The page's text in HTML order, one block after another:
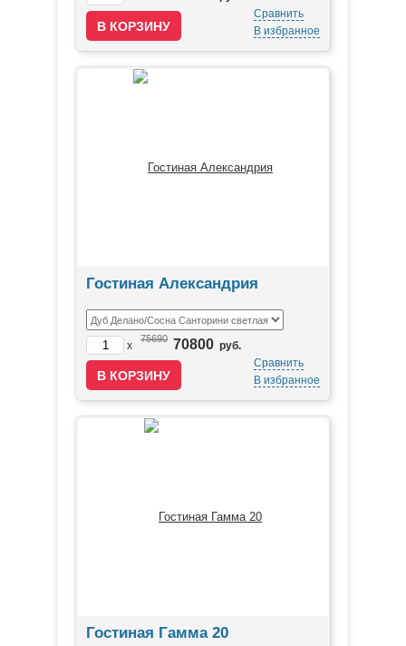
Сравнить
В избранное
Гостиная Александрия
x
75690 70800 руб.
Сравнить
В избранное
Гостиная Гамма 20